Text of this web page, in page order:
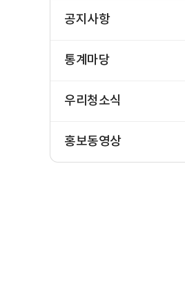
공지사항
통계마당
우리청소식
홍보동영상